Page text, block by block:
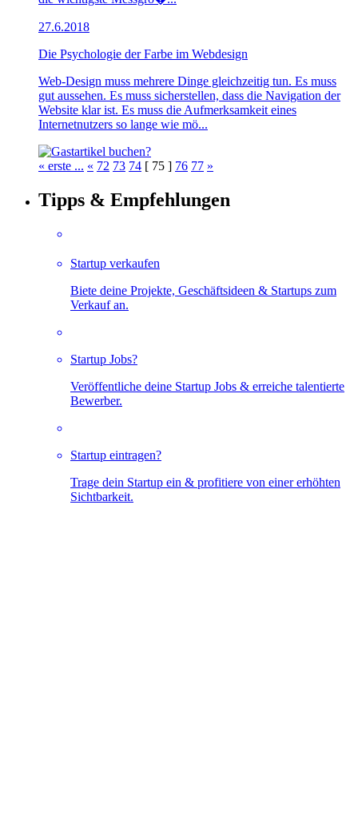
27.6.2018
Die Psychologie der Farbe im Webdesign
Web-Design muss mehrere Dinge gleichzeitig tun. Es muss
gut aussehen. Es muss sicherstellen, dass die Navigation der
Website klar ist. Es muss die Aufmerksamkeit eines
Internetnutzers so lange wie mö...
« erste ... « 72 73 74 [ 75 ] 76 77 »
Tipps & Empfehlungen
Startup verkaufen
Biete deine Projekte, Geschäftsideen & Startups zum
Verkauf an.
Startup Jobs?
Veröffentliche deine Startup Jobs & erreiche talentierte
Bewerber.
Startup eintragen?
Trage dein Startup ein & profitiere von einer erhöhten
Sichtbarkeit.